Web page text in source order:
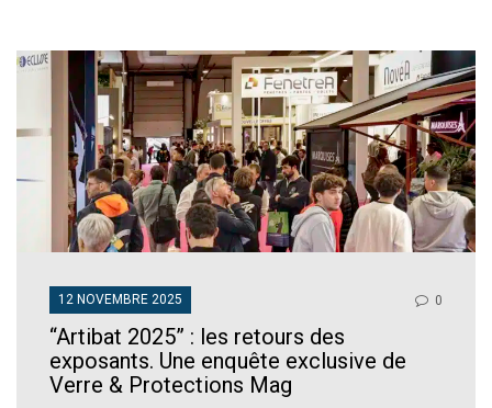
12 NOVEMBRE 2025 0
“Artibat 2025” : les retours des
exposants. Une enquête exclusive de
Verre & Protections Mag